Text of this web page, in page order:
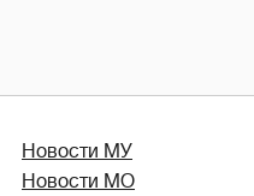
Новости МУ
Новости МО